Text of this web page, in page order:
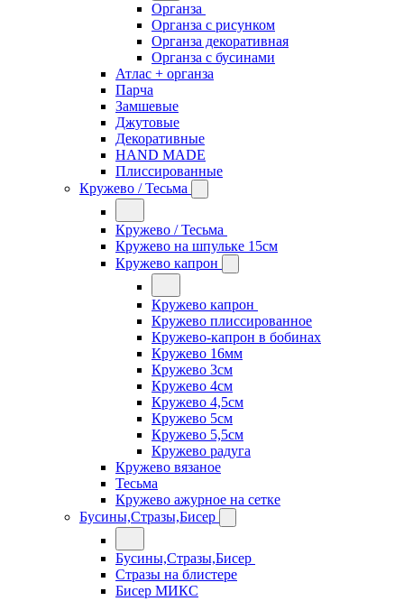
Органза
Органза с рисунком
Органза декоративная
Органза с бусинами
Атлас + органза
Парча
Замшевые
Джутовые
Декоративные
HAND MADE
Плиссированные
Кружево / Тесьма
Кружево / Тесьма
Кружево на шпульке 15см
Кружево капрон
Кружево капрон
Кружево плиссированное
Кружево-капрон в бобинах
Кружево 16мм
Кружево 3см
Кружево 4см
Кружево 4,5см
Кружево 5см
Кружево 5,5см
Кружево радуга
Кружево вязаное
Тесьма
Кружево ажурное на сетке
Бусины,Стразы,Бисер
Бусины,Стразы,Бисер
Стразы на блистере
Бисер МИКС